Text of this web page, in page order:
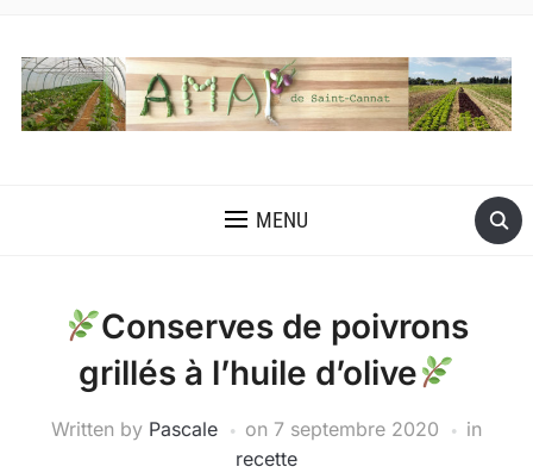
MENU
Conserves de poivrons
grillés à l’huile d’olive
Written by Pascale on 7 septembre 2020
in
recette